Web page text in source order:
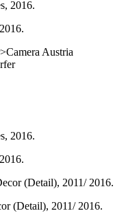
(Detail), 2011/ 2016.